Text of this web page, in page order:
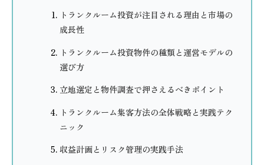
トランクルーム投資が注目される理由と市場の
成長性
トランクルーム投資物件の種類と運営モデルの
選び方
立地選定と物件調査で押さえるべきポイント
トランクルーム集客方法の全体戦略と実践テク
ニック
収益計画とリスク管理の実践手法